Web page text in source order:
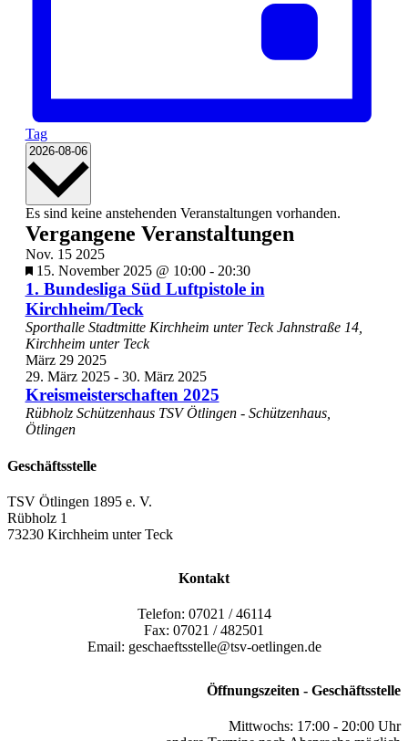
Tag
2026-08-06 Datum
Es sind keine anstehenden Veranstaltungen vorhanden.
Vergangene Veranstaltungen
Nov. 15 2025
Empfohlen
15. November 2025 @ 10:00- 20:30
1. Bundesliga Süd Luftpistole in
Kirchheim/Teck
Sporthalle Stadtmitte Kirchheim unter TeckJahnstraße 14,
Kirchheim unter Teck
März 29 2025
29. März 2025- 30. März 2025
Kreismeisterschaften 2025
Rübholz Schützenhaus TSV Ötlingen - Schützenhaus,
Ötlingen
Geschäftsstelle
TSV Ötlingen 1895 e. V.
Rübholz 1
73230 Kirchheim unter Teck
Kontakt
Telefon: 07021 / 46114
Fax: 07021 / 482501
Email: geschaeftsstelle@tsv-oetlingen.de
Öffnungszeiten - Geschäftsstelle
Mittwochs: 17:00 - 20:00 Uhr